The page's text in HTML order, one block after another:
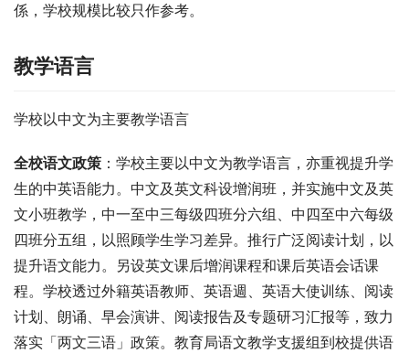
係，学校规模比较只作参考。
教学语言
学校以中文为主要教学语言
全校语文政策 ：学校主要以中文为教学语言，亦重视提升学
生的中英语能力。中文及英文科设增润班，并实施中文及英
文小班教学，中一至中三每级四班分六组、中四至中六每级
四班分五组，以照顾学生学习差异。推行广泛阅读计划，以
提升语文能力。另设英文课后增润课程和课后英语会话课
程。学校透过外籍英语教师、英语週、英语大使训练、阅读
计划、朗诵、早会演讲、阅读报告及专题研习汇报等，致力
落实「两文三语」政策。教育局语文教学支援组到校提供语